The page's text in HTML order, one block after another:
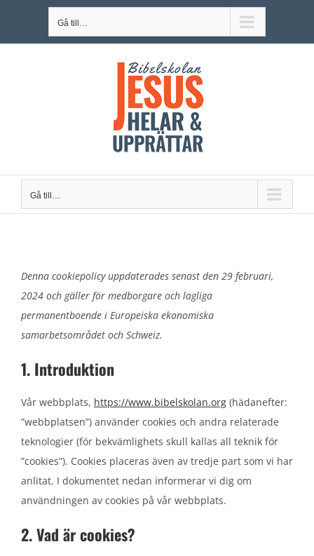
Gå till…
Gå till…
Denna cookiepolicy uppdaterades senast den 29 februari,
2024 och gäller för medborgare och lagliga
permanentboende i Europeiska ekonomiska
samarbetsområdet och Schweiz.
1. Introduktion
Vår webbplats, https://www.bibelskolan.org (hädanefter:
”webbplatsen”) använder cookies och andra relaterade
teknologier (för bekvämlighets skull kallas all teknik för
”cookies”). Cookies placeras även av tredje part som vi har
anlitat. I dokumentet nedan informerar vi dig om
användningen av cookies på vår webbplats.
2. Vad är cookies?